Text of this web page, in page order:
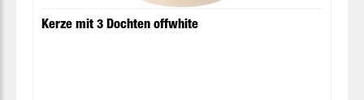
Kerze mit 3 Dochten offwhite